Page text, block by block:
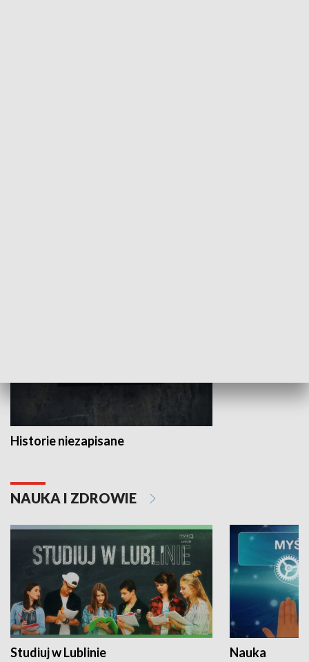
Historie niezapisane
NAUKA I ZDROWIE
Studiuj w Lublinie Nauka